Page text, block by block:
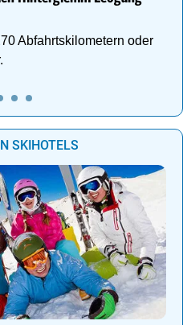
Abfahrtskilometern oder
SKIHOTELS